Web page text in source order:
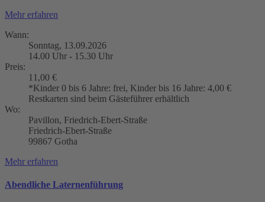
Mehr erfahren
Wann:
Sonntag, 13.09.2026
14.00 Uhr - 15.30 Uhr
Preis:
11,00 €
*Kinder 0 bis 6 Jahre: frei, Kinder bis 16 Jahre: 4,00 €
Restkarten sind beim Gästeführer erhältlich
Wo:
Pavillon, Friedrich-Ebert-Straße
Friedrich-Ebert-Straße
99867 Gotha
Mehr erfahren
Abendliche Laternenführung